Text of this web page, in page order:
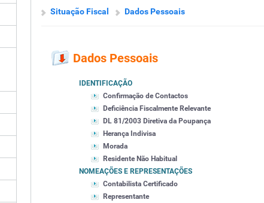
Situação Fiscal
Dados Pessoais
Dados Pessoais
IDENTIFICAÇÃO
Confirmação de Contactos
Deficiência Fiscalmente Relevante
DL 81/2003 Diretiva da Poupança
Herança Indivisa
Morada
Residente Não Habitual
NOMEAÇÕES E REPRESENTAÇÕES
Contabilista Certificado
Representante